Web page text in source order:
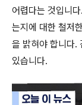
어렵다는 것입니
는지에 대한 철저
을 밝혀야 합니다.
있습니다.